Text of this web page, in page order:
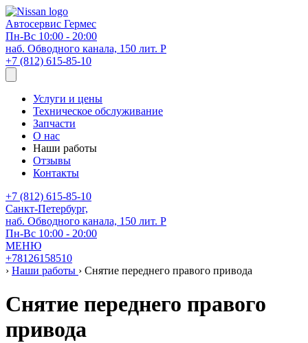
Автосервис Гермес
Пн-Вс 10:00 - 20:00
наб. Обводного канала, 150 лит. Р
+7 (812) 615-85-10
Услуги и цены
Техническое обслуживание
Запчасти
О нас
Наши работы
Отзывы
Контакты
+7 (812) 615-85-10
Санкт-Петербург,
наб. Обводного канала, 150 лит. Р
Пн-Вс 10:00 - 20:00
МЕНЮ
+78126158510
› Наши работы › Снятие переднего правого привода
Снятие переднего правого
привода